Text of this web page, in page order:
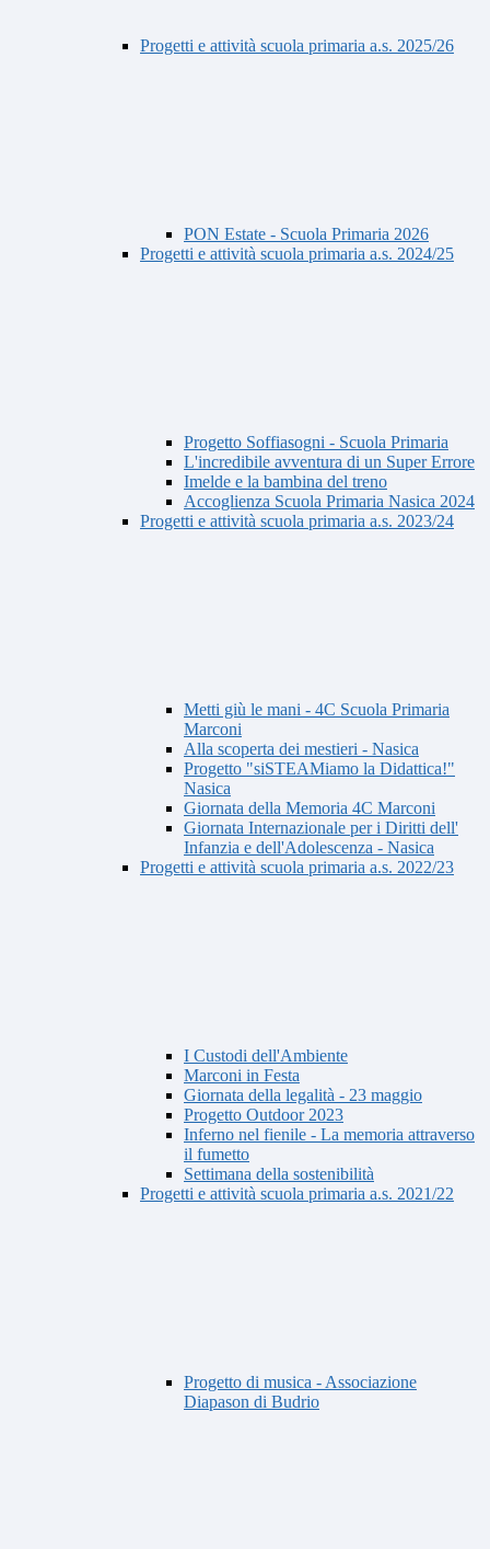
Progetti e attività scuola primaria a.s. 2025/26
PON Estate - Scuola Primaria 2026
Progetti e attività scuola primaria a.s. 2024/25
Progetto Soffiasogni - Scuola Primaria
L'incredibile avventura di un Super Errore
Imelde e la bambina del treno
Accoglienza Scuola Primaria Nasica 2024
Progetti e attività scuola primaria a.s. 2023/24
Metti giù le mani - 4C Scuola Primaria
Marconi
Alla scoperta dei mestieri - Nasica
Progetto "siSTEAMiamo la Didattica!"
Nasica
Giornata della Memoria 4C Marconi
Giornata Internazionale per i Diritti dell'
Infanzia e dell'Adolescenza - Nasica
Progetti e attività scuola primaria a.s. 2022/23
I Custodi dell'Ambiente
Marconi in Festa
Giornata della legalità - 23 maggio
Progetto Outdoor 2023
Inferno nel fienile - La memoria attraverso
il fumetto
Settimana della sostenibilità
Progetti e attività scuola primaria a.s. 2021/22
Progetto di musica - Associazione
Diapason di Budrio